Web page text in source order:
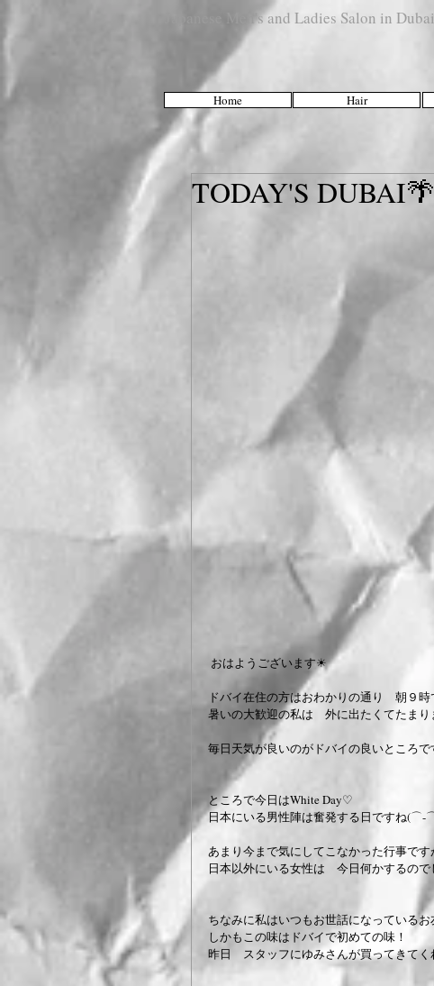
Japanese Men's and Ladies Salon in
Home Hair
TODAY'S
おはようございます☀︎
ドバイ在住の方はおわかりの通り　朝９
暑いの大歓迎の私は　外に出たくてた
毎日天気が良いのがドバイの良いところで
ところで今日はWhite Day♡
日本にいる男性陣は奮発する日ですね(⌒-
あまり今まで気にしてこなかった行事で
日本以外にいる女性は　今日何かするので
ちなみに私はいつもお世話になっている
しかもこの味はドバイで初めての味！
昨日　スタッフにゆみさんが買ってきてく